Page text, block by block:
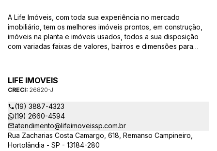
A Life Imóveis, com toda sua experiência no mercado
imobiliário, tem os melhores imóveis prontos, em construção,
imóveis na planta e imóveis usados, todos a sua disposição
com variadas faixas de valores, bairros e dimensões para
as suas dúvidas sobre casas, apartamentos, terrenos, salas
comerciais e outros produtos imobiliários.
LIFE IMOVEIS
CRECI: 26820-J
(19) 3887-4323
(19) 2660-4594
atendimento@lifeimoveissp.com.br
Rua Zacharias Costa Camargo, 618, Remanso Campineiro,
Hortolândia - SP - 13184-280